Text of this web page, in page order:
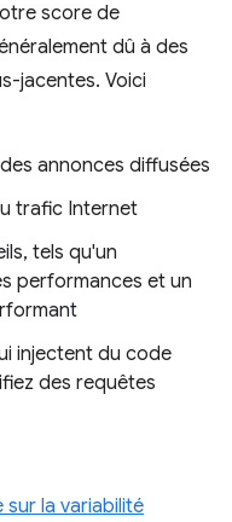
score de
dû à des
jacentes. Voici
annonces diffusées
trafic Internet
tels qu'un
performances et un
injectent du code
des requêtes
la variabilité